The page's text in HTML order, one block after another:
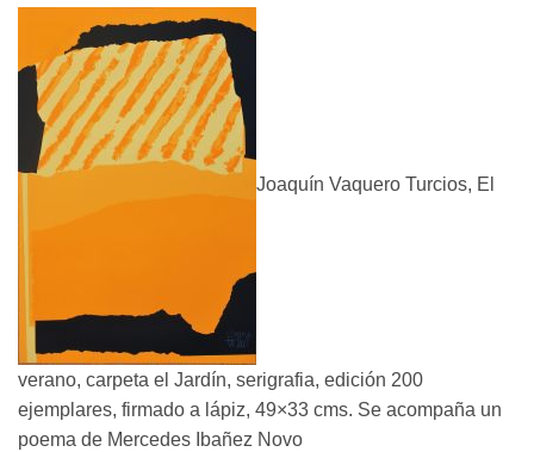
Joaquín Vaquero Turcios, El
verano, carpeta el Jardín, serigrafia, edición 200
ejemplares, firmado a lápiz, 49×33 cms. Se acompaña un
poema de Mercedes Ibañez Novo